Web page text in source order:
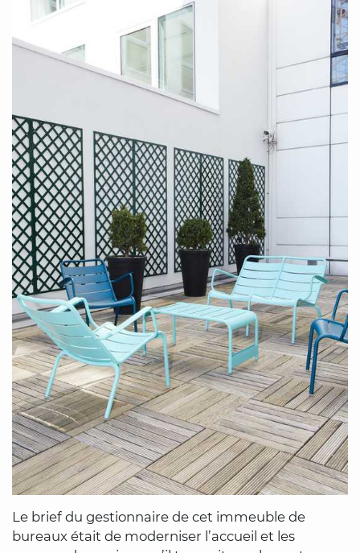
Le brief du gestionnaire de cet immeuble de
bureaux était de moderniser l’accueil et les